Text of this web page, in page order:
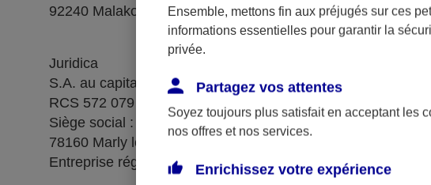
92240 Malakoff
Juridica
S.A. au capital de 14 627 854,68 €
RCS 572 079 150 Versailles
Siège social : 1, place Victorien Sardou
78160 Marly le Roi
Entreprise régie par le code des assurances
Ensemble, mettons fin aux préjugés sur ces
informations essentielles pour garantir la
privée.
Partagez vos attentes
Soyez toujours plus satisfait en acceptant les
nos offres et nos services.
Enrichissez votre expérience